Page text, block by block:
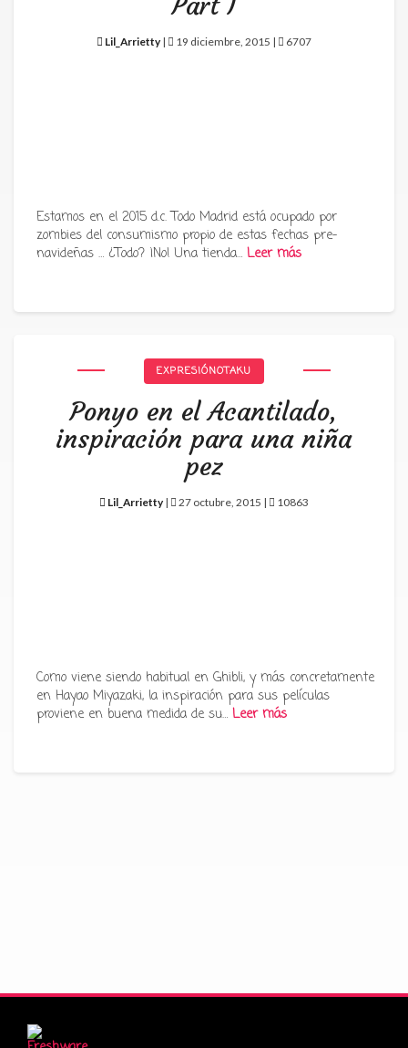
Lil_Arrietty | 19 diciembre, 2015 | 6707
Estamos en el 2015 d.c. Todo Madrid está ocupado por
zombies del consumismo propio de estas fechas pre-
navideñas … ¿Todo? ¡No! Una tienda… Leer más
EXPRESIÓNOTAKU
Ponyo en el Acantilado,
inspiración para una niña
pez
Lil_Arrietty | 27 octubre, 2015 | 10863
Como viene siendo habitual en Ghibli, y más concretamente
en Hayao Miyazaki, la inspiración para sus películas
proviene en buena medida de su… Leer más